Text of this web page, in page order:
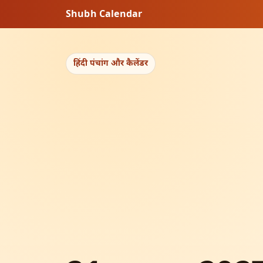
Shubh Calendar
हिंदी पंचांग और कैलेंडर